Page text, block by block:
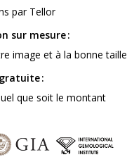
par Tellor
sur mesure
image et à la bonne taille
que soit le montant